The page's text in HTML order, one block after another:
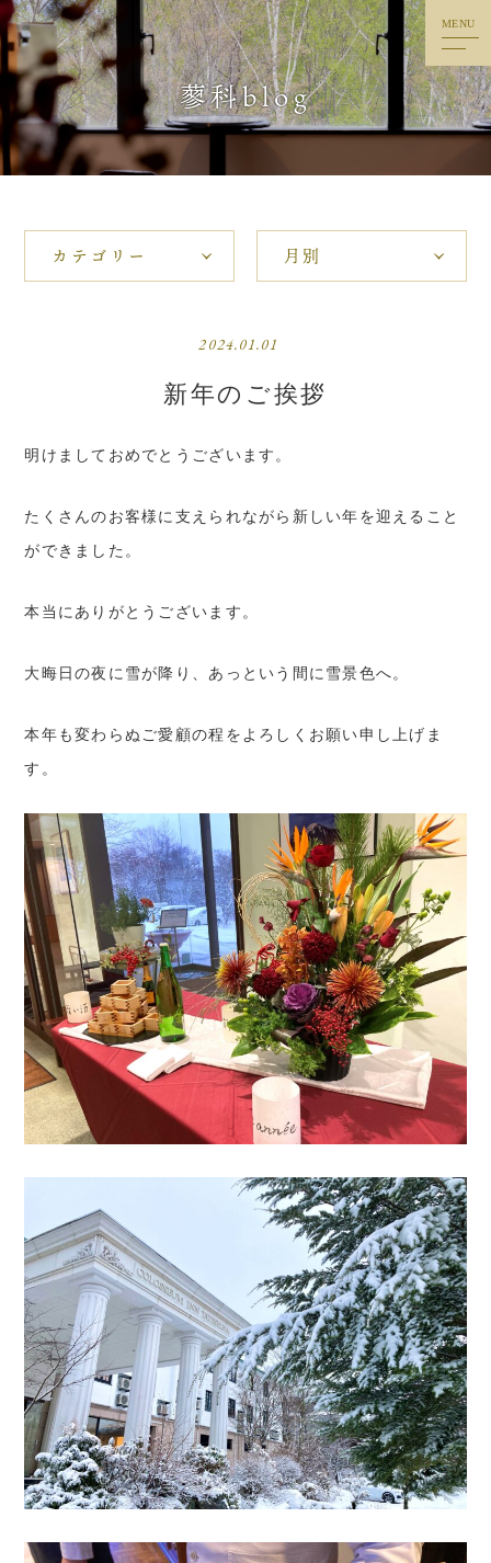
MENU
トップ
ごあいさつ
料理
客室
温泉・リラクゼーション
コロシアム・イン・蓼科
〒384-2309
TEL:0267-55-6341 FAX:0267-55-6817
蓼科blog
2024.01.01
新年のご挨拶
明けましておめでとうございます。
たくさんのお客様に支えられながら新しい年を迎えること
ができました。
本当にありがとうございます。
大晦日の夜に雪が降り、あっという間に雪景色へ。
本年も変わらぬご愛顧の程をよろしくお願い申し上げま
す。